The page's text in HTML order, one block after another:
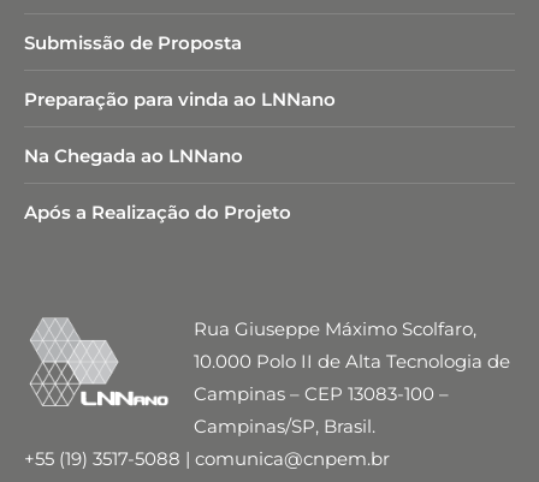
Submissão de Proposta
Preparação para vinda ao LNNano
Na Chegada ao LNNano
Após a Realização do Projeto
Rua Giuseppe Máximo Scolfaro,
10.000 Polo II de Alta Tecnologia de
Campinas – CEP 13083-100 –
Campinas/SP, Brasil.
+55 (19) 3517-5088 | comunica@cnpem.br